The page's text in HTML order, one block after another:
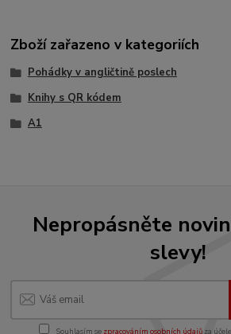
Zboží zařazeno v kategoriích
Pohádky v angličtině poslech
Knihy s QR kódem
A1
Nepropásněte
slevy!
Souhlasím se zpracováním osobních údajůza